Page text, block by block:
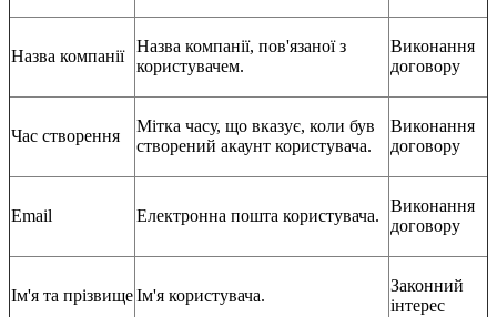
Назва компанії
Назва компанії, пов'язаної з
користувачем.
Виконання
договору
Час створення
Мітка часу, що вказує, коли був
створений акаунт користувача.
Виконання
договору
Email Електронна пошта користувача.
Виконання
договору
Ім'я та прізвищеІм'я користувача.
Законний
інтерес